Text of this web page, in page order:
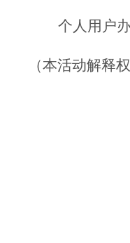
个人用户
（本活动解释